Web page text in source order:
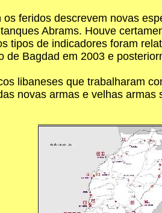
feridos descrevem novas
Abrams. Houve
tipos de indicadores foram
de Bagdad em 2003 e
libaneses que trabalharam
novas armas e velhas armas